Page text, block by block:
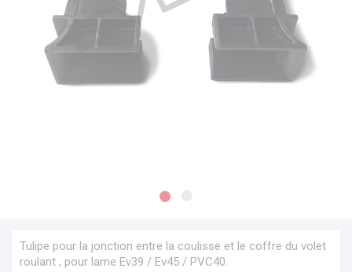
Tulipe pour la jonction entre la coulisse et le coffre du volet
roulant , pour lame Ev39 / Ev45 / PVC40.